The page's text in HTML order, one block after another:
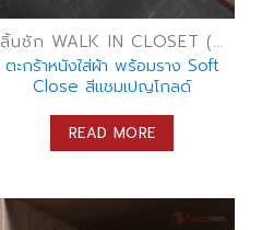
ลิ้นชัก WALK IN CLOSET (ลิ้นชักเก็บของ)
ตะกร้าหนังใส่ผ้า พร้อมราง Soft
Close สีแชมเปญโกลด์
READ MORE